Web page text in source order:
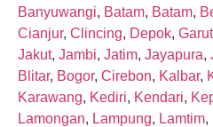
Banyuwangi, Batam, Batam,
Cianjur, Clincing, Depok, Garut
Jakut, Jambi, Jatim, Jayapura,
Blitar, Bogor, Cirebon, Kalbar,
Karawang, Kediri, Kendari,
Lamongan, Lampung, Lamtim,